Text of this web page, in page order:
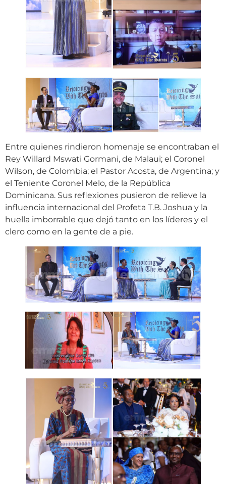
Entre quienes rindieron homenaje se encontraban el
Rey Willard Mswati Gormani, de Malaui; el Coronel
Wilson, de Colombia; el Pastor Acosta, de Argentina; y
el Teniente Coronel Melo, de la República
Dominicana. Sus reflexiones pusieron de relieve la
influencia internacional del Profeta T.B. Joshua y la
huella imborrable que dejó tanto en los líderes y el
clero como en la gente de a pie.